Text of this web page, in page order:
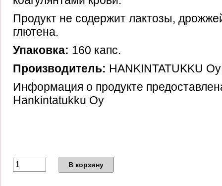
Продукт не содержит лактозы,
глютена.
Упаковка: 160 капс.
Производитель: HANKINTATUKKU Oy
Информация о продукте
Hankintatukku Oy
В корзину